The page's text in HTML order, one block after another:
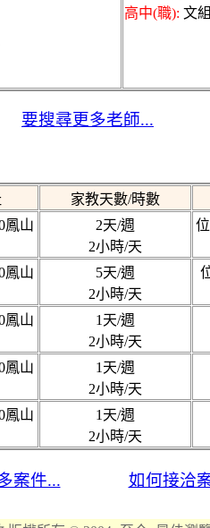
高中(職): 文
要搜尋更多老師...
家教天數/時數
鳳山
2天/週
2小時/天
鳳山
5天/週
2小時/天
鳳山
1天/週
2小時/天
鳳山
1天/週
2小時/天
鳳山
1天/週
2小時/天
案件... 如何接洽